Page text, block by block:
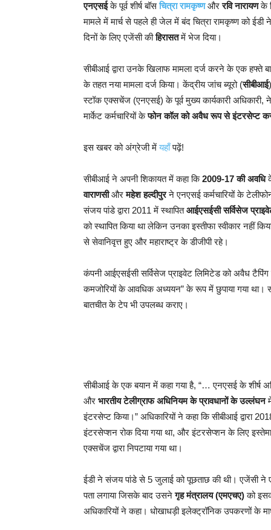
एनएसईके पूर्व शीर्ष बॉसचित्रा रामकृष्णऔररवि नारायणके
मामले में मार्च से पहले ही जेल में बंद चित्रा रामकृष्ण को ईडी
दिनों के लिए एजेंसी कीहिरासतमें भेज दिया।
सीबीआई द्वारा उनके खिलाफ मामला दर्ज करने के एक हफ्ते
के तहत नया मामला दर्ज किया। केंद्रीय जांच ब्यूरो (सीबीआई
स्टॉक एक्सचेंज (एनएसई) के पूर्व मुख्य कार्यकारी अधिकारी, ने
मार्केट कर्मचारियों केफोन कॉल को अवैध रूप से इंटरसेप्ट
इस खबर को अंग्रेजी मेंयहाँपढ़ें!
सीबीआई ने अपनी शिकायत में कहा कि2009-17 की अवधि
वाराणसीऔरमहेश हल्दीपुरने एनएसई कर्मचारियों के
संजय पांडे द्वारा 2011 में स्थापितआईएसईसी सर्विसेज
को स्थापित किया था लेकिन उनका इस्तीफा स्वीकार
से सेवानिवृत्त हुए और महाराष्ट्र के डीजीपी रहे।
कंपनी आईएसईसी सर्विसेज प्राइवेट लिमिटेड को अवैध
कमजोरियों के आवधिक अध्ययन” के रूप में छुपाया गया था।
बातचीत के टेप भी उपलब्ध कराए।
सीबीआई के एक बयान में कहा गया है, “… एनएसई के शीर्ष
और भारतीय टेलीग्राफ अधिनियम के प्रावधानों के उल्लंघन
इंटरसेप्ट किया।” अधिकारियों ने कहा कि सीबीआई द्वारा
इंटरसेप्शन रोक दिया गया था, और इंटरसेप्शन के लिए
एक्सचेंज द्वारा निपटाया गया था।
ईडी ने संजय पांडे से 5 जुलाई को पूछताछ की थी। एजेंसी
पता लगाया जिसके बाद उसनेगृह मंत्रालय (एमएचए)को
अधिकारियों ने कहा। धोखाधड़ी इलेक्ट्रॉनिक उपकरणों के